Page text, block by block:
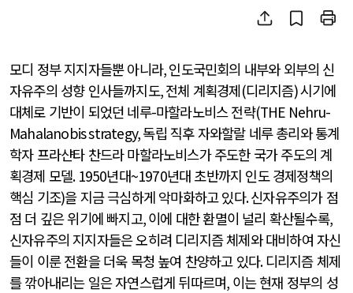
모디 정부 지지자들뿐 아니라,인도국민회의 내부와 외부의 신
자유주의 성향 인사들까지도,전체 계획경제(디리지즘)시기에
대체로 기반이 되었던 네루-마할라노비스 전략(THE Nehru-
Mahalanobis strategy,독립 직후 자와할랄 네루 총리와 통계
학자 프라샨타 찬드라 마할라노비스가 주도한 국가 주도의 계
획경제 모델. 1950년대~1970년대 초반까지 인도 경제정책의
핵심 기조)을 지금 극심하게 악마화하고 있다.신자유주의가 점
점 더 깊은 위기에 빠지고,이에 대한 환멸이 널리 확산될수록,
신자유주의 지지자들은 오히려 디리지즘 체제와 대비하여 자신
들이 이룬 전환을 더욱 목청 높여 찬양하고 있다.디리지즘 체제
를 깎아내리는 일은 자연스럽게 뒤따르며, 이는 현재 정부의 성